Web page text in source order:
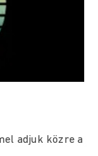
adjuk közre a